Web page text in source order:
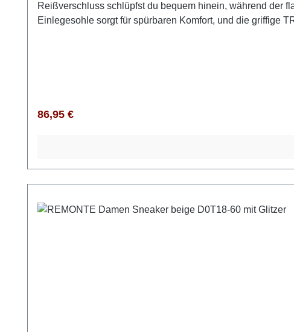
Reißverschluss schlüpfst du bequem hinein, während der
Einlegesohle sorgt für spürbaren Komfort, und die griffige
Regulärer Preis:
86,95 €